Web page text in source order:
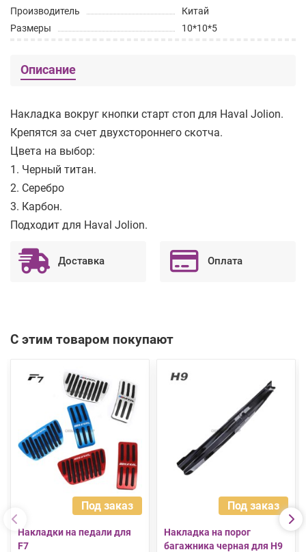
Производитель
Китай
Размеры
10*10*5
Описание
Накладка вокруг кнопки старт стоп для Haval Jolion.
Крепятся за счет двухстороннего скотча.
Цвета на выбор:
1. Черный титан.
2. Серебро
3. Карбон.
Подходит для Haval Jolion.
Доставка Оплата
С этим товаром покупают
Под заказ
Накладки на педали для
F7
Под заказ
Накладка на порог
багажника черная для H9